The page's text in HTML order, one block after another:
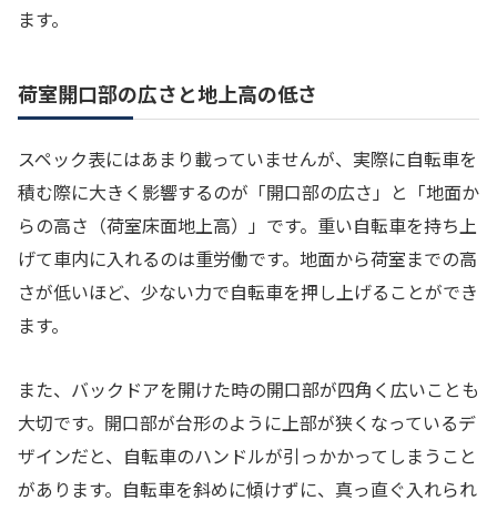
ます。
荷室開口部の広さと地上高の低さ
スペック表にはあまり載っていませんが、実際に自転車を
積む際に大きく影響するのが「開口部の広さ」と「地面か
らの高さ（荷室床面地上高）」です。重い自転車を持ち上
げて車内に入れるのは重労働です。地面から荷室までの高
さが低いほど、少ない力で自転車を押し上げることができ
ます。
また、バックドアを開けた時の開口部が四角く広いことも
大切です。開口部が台形のように上部が狭くなっているデ
ザインだと、自転車のハンドルが引っかかってしまうこと
があります。自転車を斜めに傾けずに、真っ直ぐ入れられ